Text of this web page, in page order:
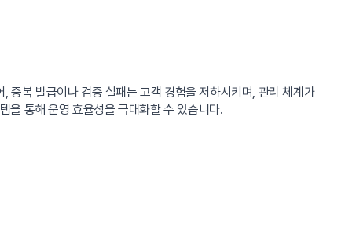
중복 발급이나 검증 실패는 고객 경험을 저하시키며, 관리 체계가
을 통해 운영 효율성을 극대화할 수 있습니다.